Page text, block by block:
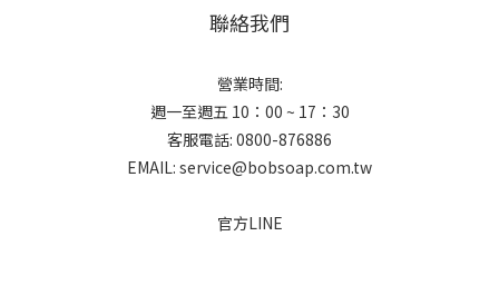
聯絡我們
營業時間:
週一至週五 10：00 ~ 17：30
客服電話: 0800-876886
EMAIL: service@bobsoap.com.tw
官方LINE